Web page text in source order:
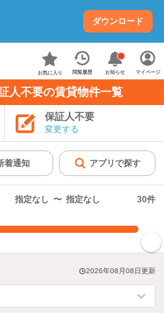
ダウンロード
お気に入り 閲覧履歴 お知らせ マイページ
人不要の賃貸物件一覧
保証人不要
変更する
着通知 アプリで探す
指定なし 〜 指定なし 30件
2026年08月08日更新